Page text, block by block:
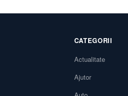
CATEGORII
Actualitate
Ajutor